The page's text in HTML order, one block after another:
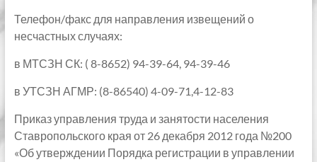
Телефон/факс для направления извещений о
несчастных случаях:
в МТСЗН СК: ( 8-8652) 94-39-64, 94-39-46
в УТСЗН АГМР: (8-86540) 4-09-71,4-12-83
Приказ управления труда и занятости населения
Ставропольского края от 26 декабря 2012 года №200
«Об утверждении Порядка регистрации в управлении